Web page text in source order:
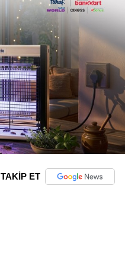
TAKİP ET